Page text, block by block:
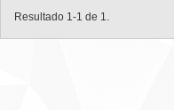
Resultado 1-1 de 1.